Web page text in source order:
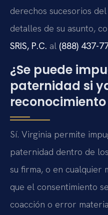
derechos sucesorios
detalles de su asunto,
SRIS, P.C. al (888) 437-
¿Se puede
paternidad si
Sí. Virginia permite
paternidad dentro de
su firma, o en cualquier
que el consentimiento
coacción o error